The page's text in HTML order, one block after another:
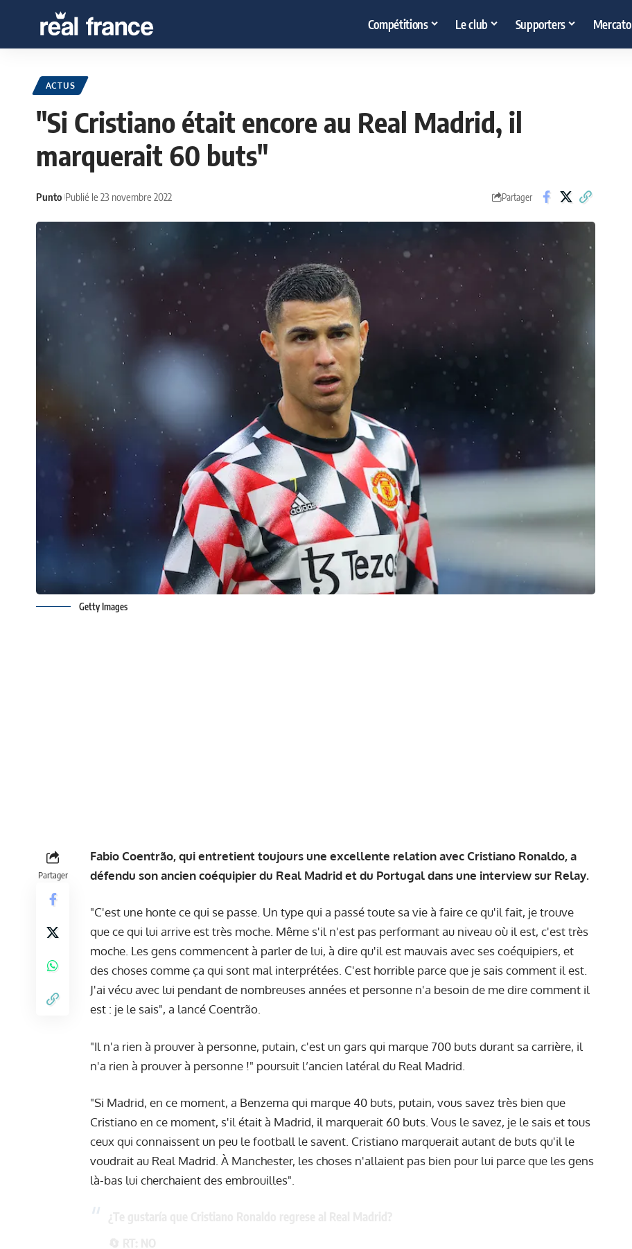
Compétitions Le club Supporters Mercato
ACTUS
"Si Cristiano était encore au Real Madrid, il
marquerait 60 buts"
Punto Publié le 23 novembre 2022 Partager
Getty Images
Partager
Fabio Coentrão, qui entretient toujours une excellente relation avec Cristiano Ronaldo, a
défendu son ancien coéquipier du Real Madrid et du Portugal dans une interview sur Relay.
"C'est une honte ce qui se passe. Un type qui a passé toute sa vie à faire ce qu'il fait, je trouve
que ce qui lui arrive est très moche. Même s'il n'est pas performant au niveau où il est, c'est très
moche. Les gens commencent à parler de lui, à dire qu'il est mauvais avec ses coéquipiers, et
des choses comme ça qui sont mal interprétées. C'est horrible parce que je sais comment il est.
J'ai vécu avec lui pendant de nombreuses années et personne n'a besoin de me dire comment il
est : je le sais", a lancé Coentrão.
"Il n'a rien à prouver à personne, putain, c'est un gars qui marque 700 buts durant sa carrière, il
n'a rien à prouver à personne !" poursuit l’ancien latéral du Real Madrid.
"Si Madrid, en ce moment, a Benzema qui marque 40 buts, putain, vous savez très bien que
Cristiano en ce moment, s'il était à Madrid, il marquerait 60 buts. Vous le savez, je le sais et tous
ceux qui connaissent un peu le football le savent. Cristiano marquerait autant de buts qu'il le
voudrait au Real Madrid. À Manchester, les choses n'allaient pas bien pour lui parce que les gens
là-bas lui cherchaient des embrouilles".